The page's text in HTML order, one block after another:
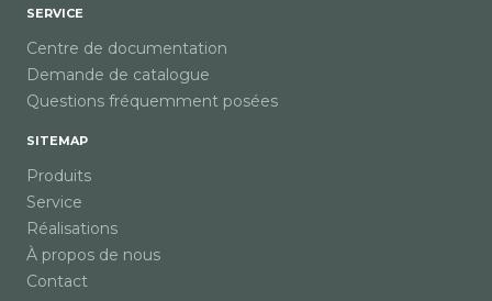
SERVICE
Centre de documentation
Demande de catalogue
Questions fréquemment posées
SITEMAP
Produits
Service
Réalisations
À propos de nous
Contact